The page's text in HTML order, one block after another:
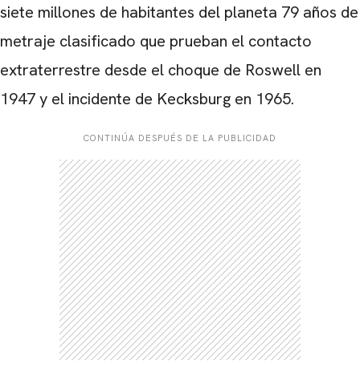
siete millones de habitantes del planeta 79 años de
metraje clasificado que prueban el contacto
extraterrestre desde el choque de Roswell en
1947 y el incidente de Kecksburg en 1965.
CONTINÚA DESPUÉS DE LA PUBLICIDAD